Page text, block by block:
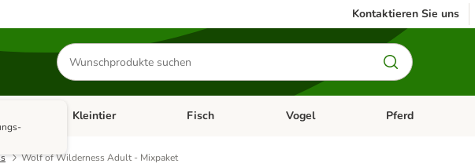
Kontaktieren Sie uns
Produkte
suchen
& Zubehör
Kategorie-Menü öffnen: Hundefutter & Zubehör
Kleintier Kategorie-Menü öffnen: Kleintier
Fisch Kategorie-Menü öffnen: Fisch
Vogel Kategorie-Menü
Pferd
Wolf of Wilderness Adult - Mixpaket